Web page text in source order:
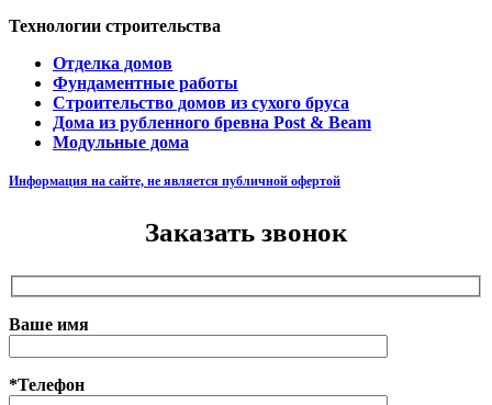
Технологии строительства
Отделка домов
Фундаментные работы
Строительство домов из сухого бруса
Дома из рубленного бревна Post & Beam
Модульные дома
Информация на сайте, не является публичной офертой
Заказать звонок
Ваше имя
*Телефон